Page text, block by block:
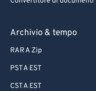
Archivio & tempo
RAR A Zip
PST A EST
CST A EST